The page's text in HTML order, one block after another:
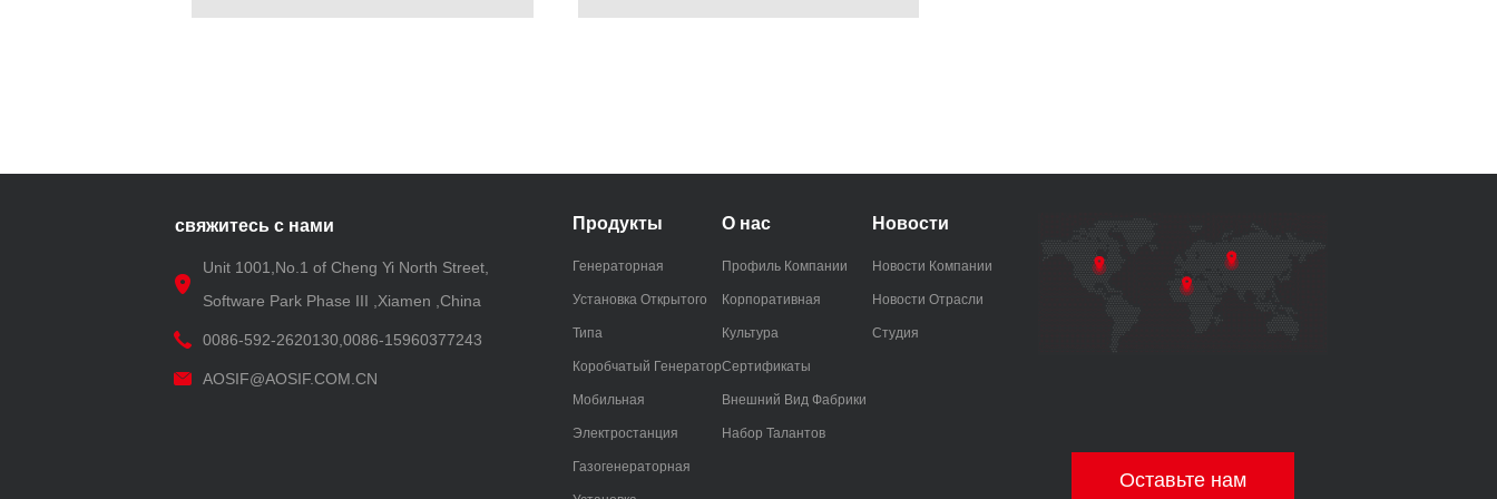
свяжитесь с нами
Unit 1001,No.1 of Cheng Yi North Street,
Software Park Phase III ,Xiamen ,China
0086-592-2620130,0086-15960377243
AOSIF@AOSIF.COM.CN
Продукты
Генераторная
Установка Открытого
Типа
Коробчатый Генератор
Мобильная
Электростанция
Газогенераторная
О нас
Профиль Компании
Корпоративная
Культура
Сертификаты
Внешний Вид Фабрики
Набор Талантов
Новости
Новости Компании
Новости Отрасли
Студия
Оставьте нам